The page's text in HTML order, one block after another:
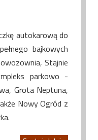
autokarową do
bajkowych
Stajnie
parkowo -
Grota Neptuna,
Nowy Ogród z